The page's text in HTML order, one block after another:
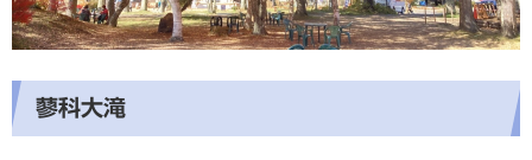
蓼科大滝